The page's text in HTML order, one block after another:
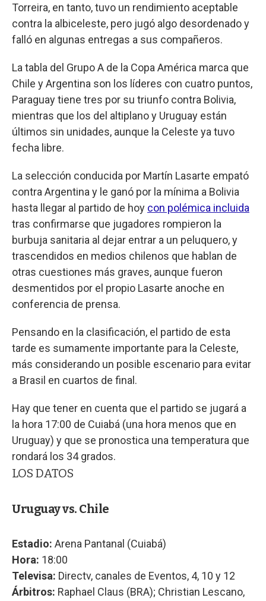
Torreira, en tanto, tuvo un rendimiento aceptable
contra la albiceleste, pero jugó algo desordenado y
falló en algunas entregas a sus compañeros.
La tabla del Grupo A de la Copa América marca que
Chile y Argentina son los líderes con cuatro puntos,
Paraguay tiene tres por su triunfo contra Bolivia,
mientras que los del altiplano y Uruguay están
últimos sin unidades, aunque la Celeste ya tuvo
fecha libre.
La selección conducida por Martín Lasarte empató
contra Argentina y le ganó por la mínima a Bolivia
hasta llegar al partido de hoy con polémica incluida
tras confirmarse que jugadores rompieron la
burbuja sanitaria al dejar entrar a un peluquero, y
trascendidos en medios chilenos que hablan de
otras cuestiones más graves, aunque fueron
desmentidos por el propio Lasarte anoche en
conferencia de prensa.
Pensando en la clasificación, el partido de esta
tarde es sumamente importante para la Celeste,
más considerando un posible escenario para evitar
a Brasil en cuartos de final.
Hay que tener en cuenta que el partido se jugará a
la hora 17:00 de Cuiabá (una hora menos que en
Uruguay) y que se pronostica una temperatura que
rondará los 34 grados.
LOS DATOS
Uruguay vs. Chile
Estadio: Arena Pantanal (Cuiabá)
Hora: 18:00
Televisa: Directv, canales de Eventos, 4, 10 y 12
Árbitros: Raphael Claus (BRA); Christian Lescano,